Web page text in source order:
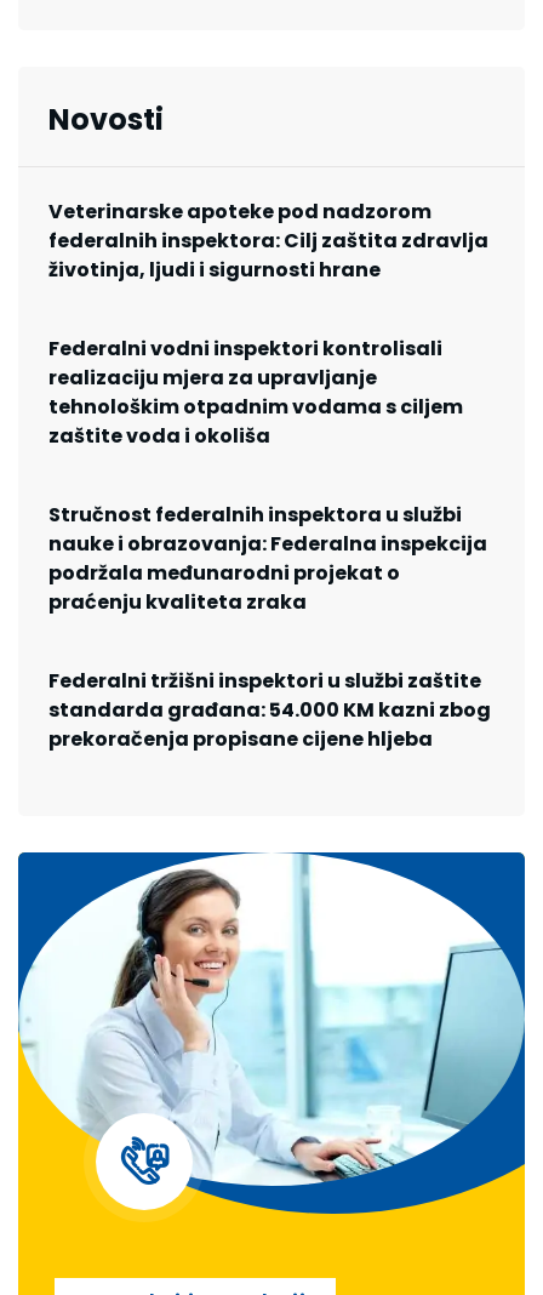
Novosti
Veterinarske apoteke pod nadzorom
federalnih inspektora: Cilj zaštita zdravlja
životinja, ljudi i sigurnosti hrane
Federalni vodni inspektori kontrolisali
realizaciju mjera za upravljanje
tehnološkim otpadnim vodama s ciljem
zaštite voda i okoliša
Stručnost federalnih inspektora u službi
nauke i obrazovanja: Federalna inspekcija
podržala međunarodni projekat o
praćenju kvaliteta zraka
Federalni tržišni inspektori u službi zaštite
standarda građana: 54.000 KM kazni zbog
prekoračenja propisane cijene hljeba